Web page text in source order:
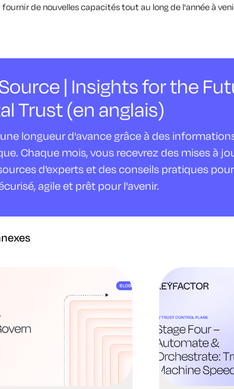
de nouvelles capacités tout au long de l'année à
| Insights for the
Trust (en anglais)
longueur d'avance grâce à des
Chaque mois, vous recevrez des mises à
d'experts et des conseils pratiques
agile et prêt pour l'avenir.